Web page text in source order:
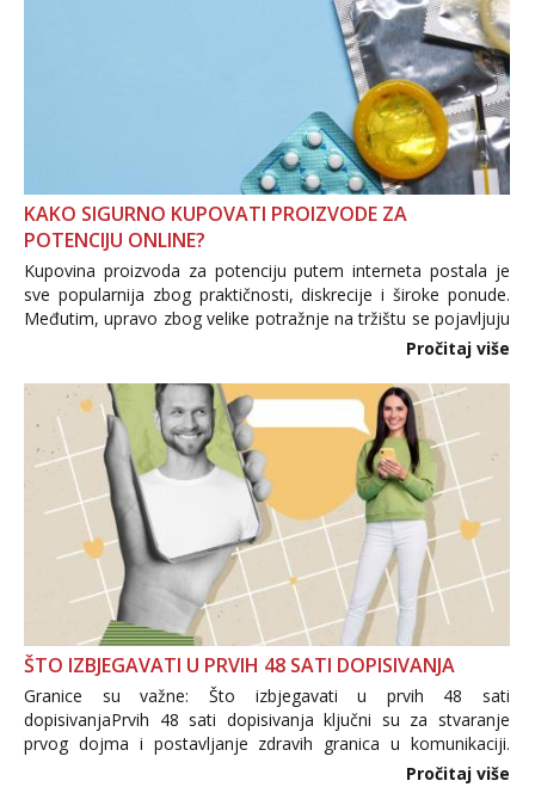
KAKO SIGURNO KUPOVATI PROIZVODE ZA
POTENCIJU ONLINE?
Kupovina proizvoda za potenciju putem interneta postala je
sve popularnija zbog praktičnosti, diskrecije i široke ponude.
Međutim, upravo zbog velike potražnje na tržištu se pojavljuju
i brojni krivotvoreni proizvodi, nepouzdane internetske
Pročitaj više
ŠTO IZBJEGAVATI U PRVIH 48 SATI DOPISIVANJA
Granice su važne: Što izbjegavati u prvih 48 sati
dopisivanjaPrvih 48 sati dopisivanja ključni su za stvaranje
prvog dojma i postavljanje zdravih granica u komunikaciji.
Važno je izbjeći prebrzo otkrivanje osobnih ili intimnih
Pročitaj više